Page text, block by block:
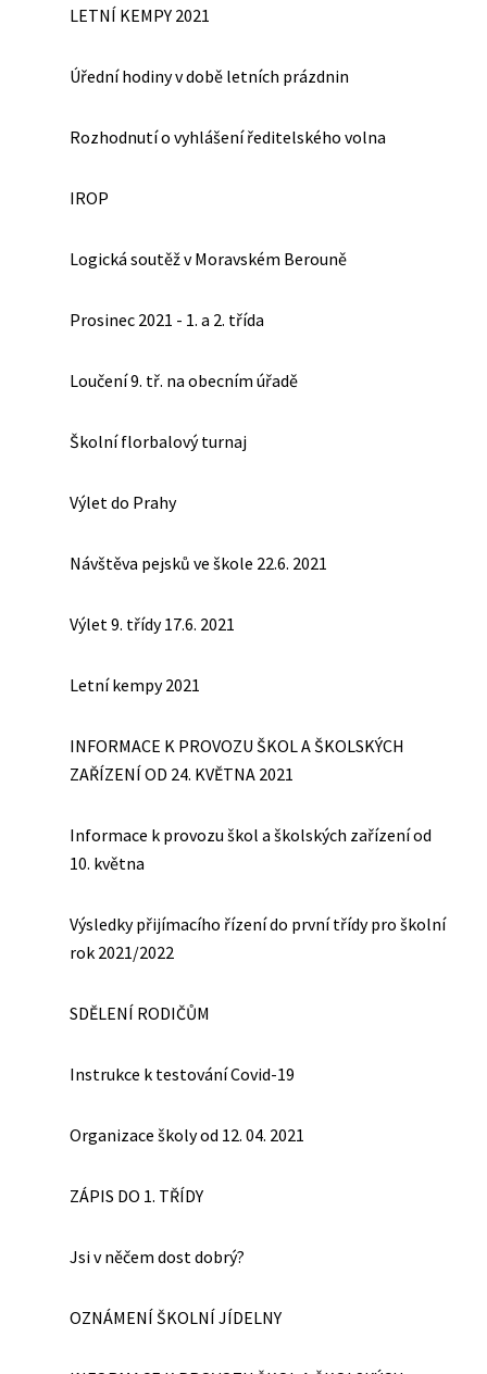
LETNÍ KEMPY 2021
Úřední hodiny v době letních prázdnin
Rozhodnutí o vyhlášení ředitelského volna
IROP
Logická soutěž v Moravském Berouně
Prosinec 2021 - 1. a 2. třída
Loučení 9. tř. na obecním úřadě
Školní florbalový turnaj
Výlet do Prahy
Návštěva pejsků ve škole 22.6. 2021
Výlet 9. třídy 17.6. 2021
Letní kempy 2021
INFORMACE K PROVOZU ŠKOL A ŠKOLSKÝCH
ZAŘÍZENÍ OD 24. KVĚTNA 2021
Informace k provozu škol a školských zařízení od
10. května
Výsledky přijímacího řízení do první třídy pro školní
rok 2021/2022
SDĚLENÍ RODIČŮM
Instrukce k testování Covid-19
Organizace školy od 12. 04. 2021
ZÁPIS DO 1. TŘÍDY
Jsi v něčem dost dobrý?
OZNÁMENÍ ŠKOLNÍ JÍDELNY